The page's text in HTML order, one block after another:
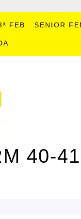
FEB SENIOR
40-41